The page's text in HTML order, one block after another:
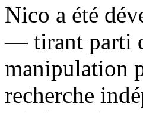
Nico a été
— tirant parti
manipulation
recherche